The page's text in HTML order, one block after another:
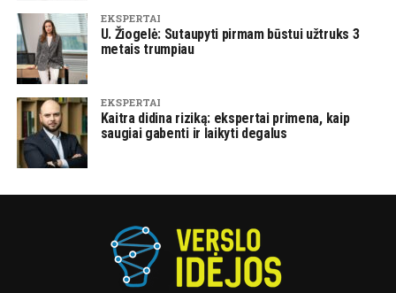
EKSPERTAI
U. Žiogelė: Sutaupyti pirmam būstui užtruks 3
metais trumpiau
EKSPERTAI
Kaitra didina riziką: ekspertai primena, kaip
saugiai gabenti ir laikyti degalus